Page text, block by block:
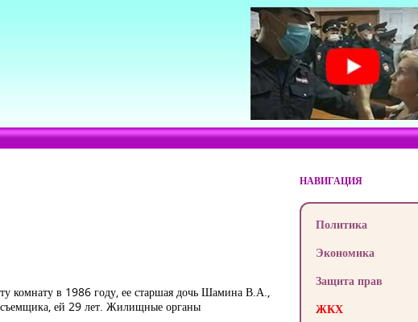
комнату в 1986 году, ее старшая дочь Шамина В.А.,
ей 29 лет. Жилищные органы
НАВИГАЦИЯ
Политика
Экономика
Защита прав
ЖКХ